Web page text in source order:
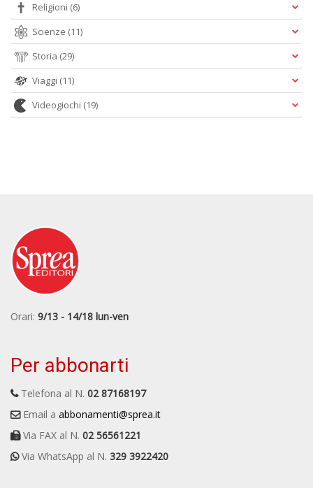
Religioni (6)
Scienze (11)
Storia (29)
Viaggi (11)
Videogiochi (19)
Orari: 9/13 - 14/18 lun-ven
Per abbonarti
Telefona al N. 02 87168197
Email a abbonamenti@sprea.it
Via FAX al N. 02 56561221
Via WhatsApp al N. 329 3922420